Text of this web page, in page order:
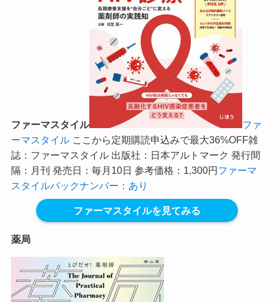
ファーマスタイル
ファ
ーマスタイル ここから定期購読申込みで最大36%OFF雑
誌：ファーマスタイル 出版社：日本アルトマーク 発行間
隔：月刊 発売日：毎月10日 参考価格：1,300円 ファーマ
スタイルバックナンバー：あり
ファーマスタイルを見てみる
薬局